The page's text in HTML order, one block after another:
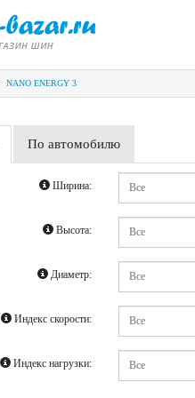
NANO ENERGY 3
По автомобилю
Ширина:
Высота:
Диаметр:
Индекс скорости:
Индекс нагрузки: